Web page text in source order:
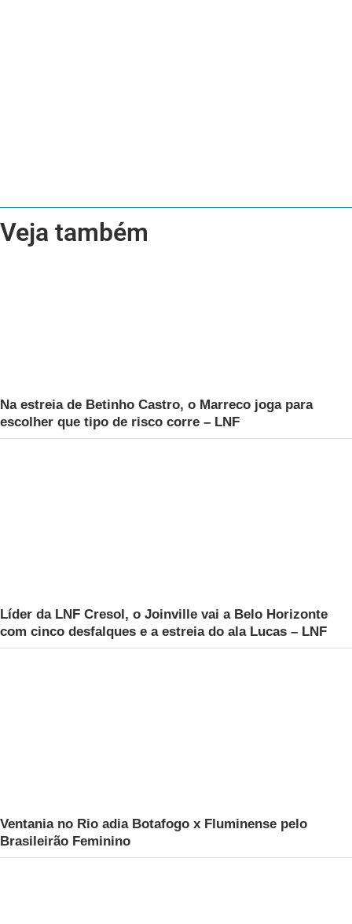
Veja também
Na estreia de Betinho Castro, o Marreco joga para
escolher que tipo de risco corre – LNF
Líder da LNF Cresol, o Joinville vai a Belo Horizonte
com cinco desfalques e a estreia do ala Lucas – LNF
Ventania no Rio adia Botafogo x Fluminense pelo
Brasileirão Feminino